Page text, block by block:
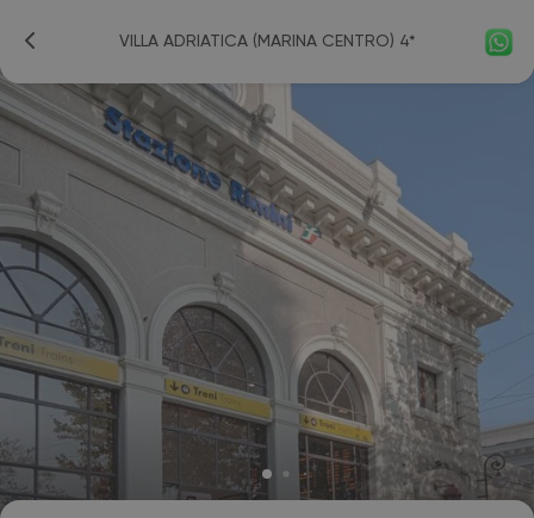
VILLA ADRIATICA (MARINA CENTRO) 4*